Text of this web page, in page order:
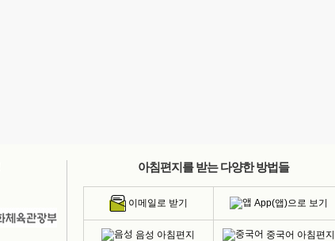
아침편지를 받는 다양한 방법들
이메일로 받기 App(앱)으로 보기
음성 아침편지 중국어 아침편지